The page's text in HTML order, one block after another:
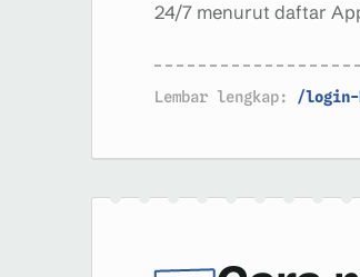
24/7 menurut daftar
Lembar lengkap: /login-